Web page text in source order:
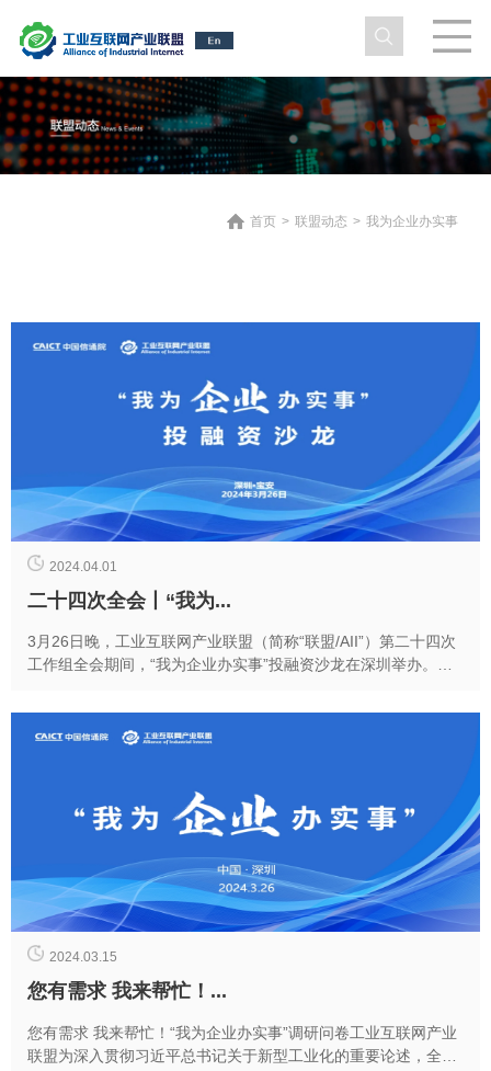
首页 > 联盟动态 > 我为企业办实事
2024.04.01
二十四次全会丨“我为...
3月26日晚，工业互联网产业联盟（简称“联盟/AII”）第二十四次
工作组全会期间，“我为企业办实事”投融资沙龙在深圳举办。本
2024.03.15
您有需求 我来帮忙！...
您有需求 我来帮忙！“我为企业办实事”调研问卷工业互联网产业
联盟为深入贯彻习近平总书记关于新型工业化的重要论述，全面